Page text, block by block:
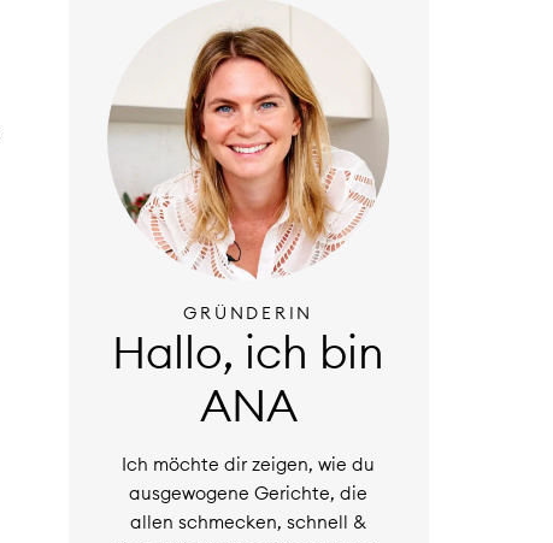
GRÜNDERIN
Hallo, ich bin
ANA
Ich möchte dir zeigen, wie du
ausgewogene Gerichte, die
allen schmecken, schnell &